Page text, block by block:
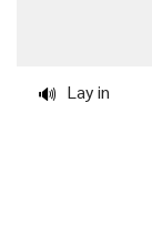
🔊 Lay in